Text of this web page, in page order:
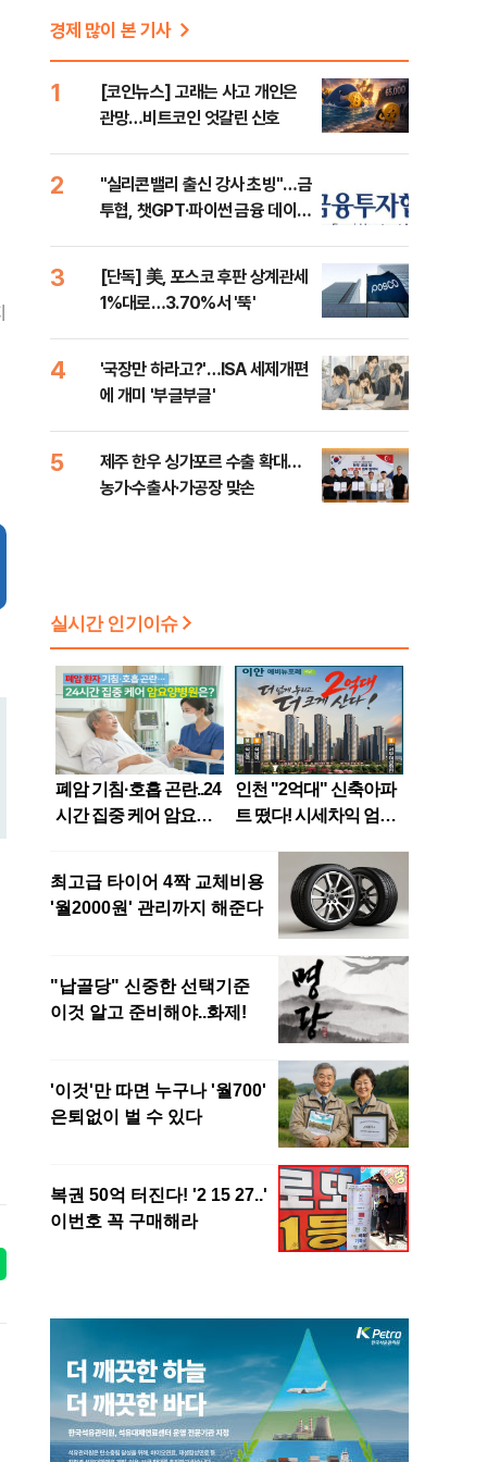
경제 많이 본 기사
1
[코인뉴스] 고래는 사고 개인은
관망…비트코인 엇갈린 신호
2
"실리콘밸리 출신 강사 초빙"…금
투협, 챗GPT·파이썬 금융 데이터
3
[단독] 美, 포스코 후판 상계관세
1%대로…3.70%서 '뚝'
4
'국장만 하라고?'…ISA 세제개편
에 개미 '부글부글'
5
제주 한우 싱가포르 수출 확대…
농가·수출사·가공장 맞손